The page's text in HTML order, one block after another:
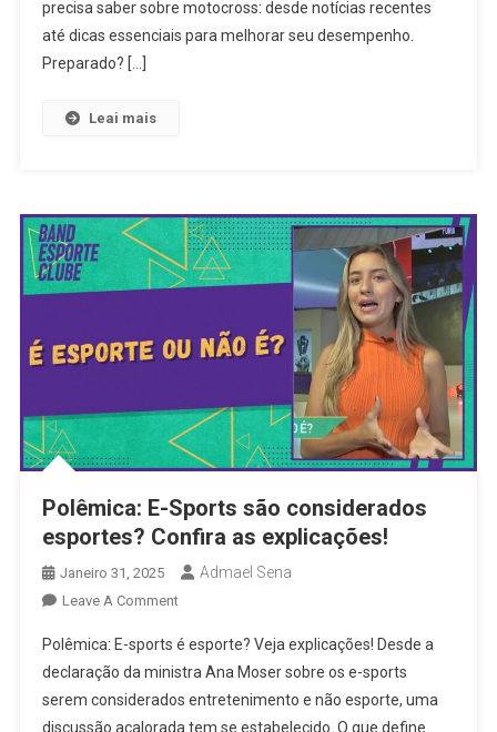
precisa saber sobre motocross: desde notícias recentes
até dicas essenciais para melhorar seu desempenho.
Preparado? […]
Leai mais
Polêmica: E-Sports são considerados
esportes? Confira as explicações!
Janeiro 31, 2025 Admael Sena
Leave A CommentOn
E-
Sports
São
Considerados
Polêmica: E-sports é esporte? Veja explicações! Desde a
declaração da ministra Ana Moser sobre os e-sports
serem considerados entretenimento e não esporte, uma
discussão acalorada tem se estabelecido. O que define